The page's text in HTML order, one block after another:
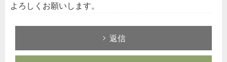
よろしくお願いします。
返信